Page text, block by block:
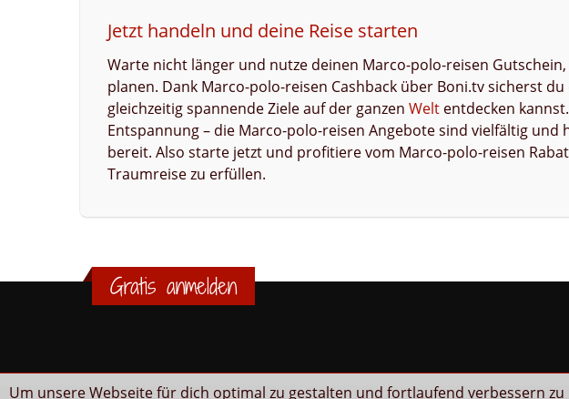
Um unsere Webseite für dich optimal zu gestalten und fortlaufend verbessern
Jetzt handeln und deine Reise starten
Warte nicht länger und nutze deinen Marco-polo-reisen
planen. Dank Marco-polo-reisen Cashback über Boni.tv sicherst
gleichzeitig spannende Ziele auf der ganzen Welt entdecken
Entspannung – die Marco-polo-reisen Angebote sind vielfältig und
bereit. Also starte jetzt und profitiere vom Marco-polo-reisen
Traumreise zu erfüllen.
Gratis anmelden